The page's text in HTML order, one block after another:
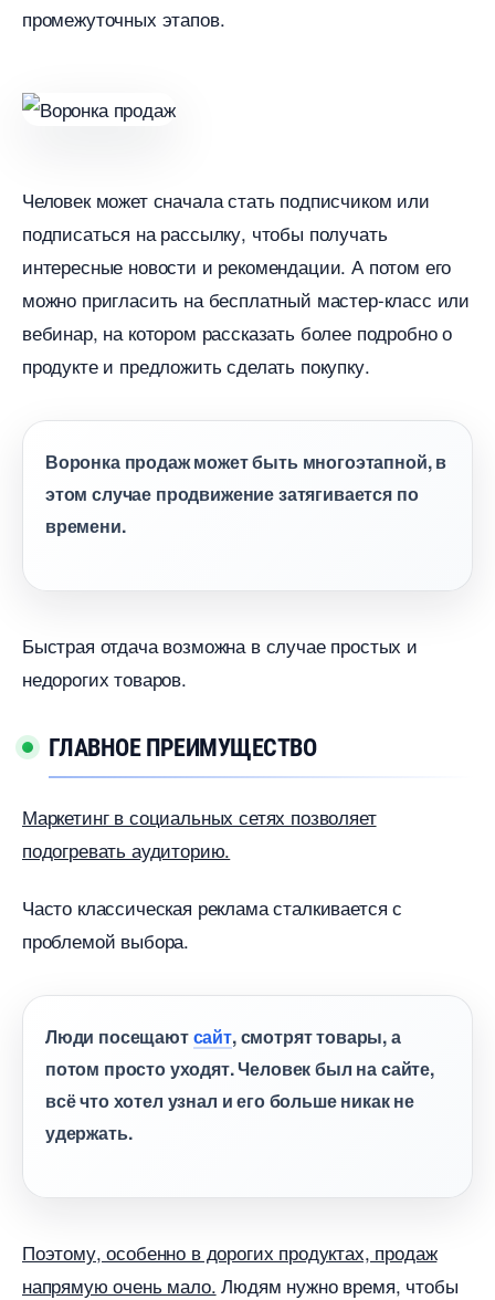
промежуточных этапов.
Человек может сначала стать подписчиком или
подписаться на рассылку, чтобы получать
интересные новости и рекомендации. А потом его
можно пригласить на бесплатный мастер-класс или
ебинар, на котором рассказать более подробно о
продукте и предложить сделать покупку.
оронка продаж может быть многоэтапной,
этом случае продвижение затягивается по
ремени.
Быстрая отдача возможна в случае простых и
недорогих товаров.
ГЛАВНОЕ ПРЕИМУЩЕСТВО
Маркетинг в социальных сетях позволяет
подогревать аудиторию.
Часто классическая реклама сталкивается с
проблемой выбора.
Люди посещаютсайт, смотрят товары, а
потом просто уходят. Человек был на сайте,
сё что хотел узнал и его больше никак не
удержать.
Поэтому, особенно в дорогих продуктах, продаж
напрямую очень мало. Людям нужно время, чтобы